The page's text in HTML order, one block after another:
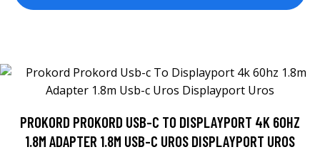
PROKORD PROKORD USB-C TO DISPLAYPORT 4K 60HZ
1.8M ADAPTER 1.8M USB-C UROS DISPLAYPORT UROS